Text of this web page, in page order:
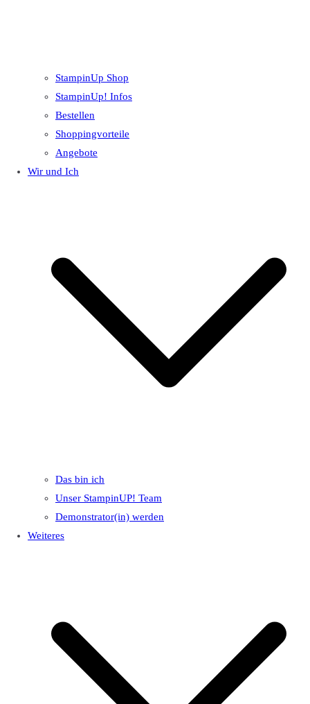
StampinUp Shop
StampinUp! Infos
Bestellen
Shoppingvorteile
Angebote
Wir und Ich
Das bin ich
Unser StampinUP! Team
Demonstrator(in) werden
Weiteres